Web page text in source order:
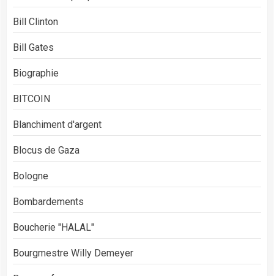
Bill Clinton
Bill Gates
Biographie
BITCOIN
Blanchiment d'argent
Blocus de Gaza
Bologne
Bombardements
Boucherie "HALAL"
Bourgmestre Willy Demeyer